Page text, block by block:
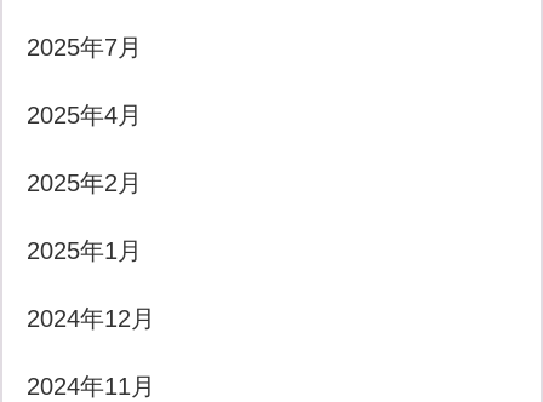
2025年7月
2025年4月
2025年2月
2025年1月
2024年12月
2024年11月